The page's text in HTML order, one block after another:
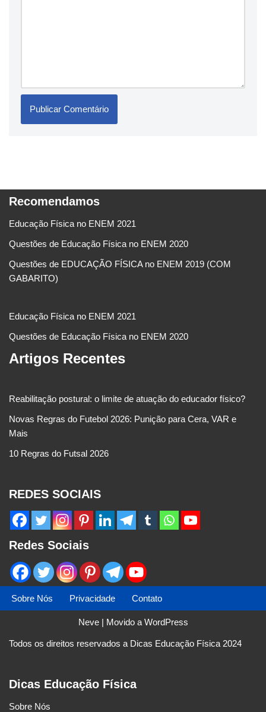
Recomendamos
Educação Física no ENEM 2021
Questões de Educação Física no ENEM 2020
Questões de EDUCAÇÃO FÍSICA no ENEM 2019 (COM
GABARITO)
Educação Física no ENEM 2021
Questões de Educação Física no ENEM 2020
Artigos Recentes
Reabilitação postural: o limite de atuação do educador físico?
Novas Regras do Futebol 2026: Punição para Cera, VAR e
Mais
10 Regras do Futsal 2026
REDES SOCIAIS
Redes Sociais
Sobre Nós Privacidade Contato
Neve| Movido a WordPress
Todos os direitos reservados a Dicas Educação Física 2024
Dicas Educação Física
Sobre Nós